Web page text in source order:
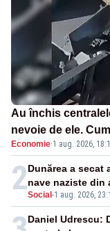
Au închis
nevoie de ele.
energetică
Economie·1 aug. 2026,
2Social -1 aug. 2026,
Dunărea a secat
nave naziste din
Daniel Udrescu: